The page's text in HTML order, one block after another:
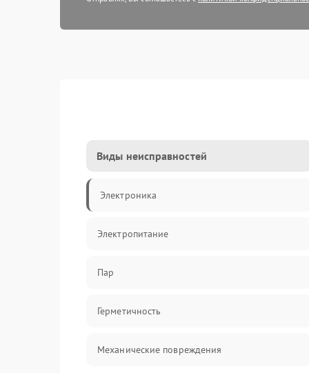
Виды неисправностей
Электроника
Электропитание
Пар
Герметичность
Механические повреждения